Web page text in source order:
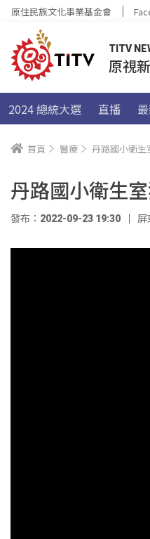
原住民族文化事業基金會
TITV
原視
2024 總統大選 直播
首頁 醫療 丹路國小衛生
丹路國小衛生
發布：2022-09-23 19:30 屏